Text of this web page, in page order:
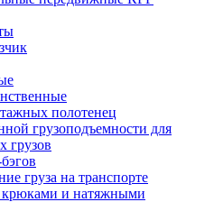
полотенец
грузоподъемности для
грузов
груза на транспорте
и натяжными